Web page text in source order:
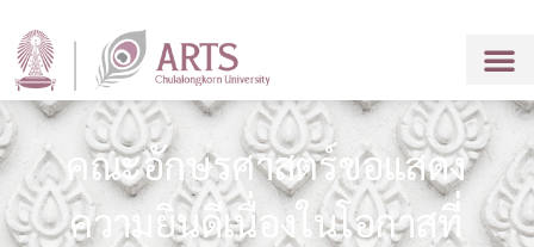
คณะอักษรศาสตร์ขอแสดง
ความยินดีเนื่องในโอกาสที่